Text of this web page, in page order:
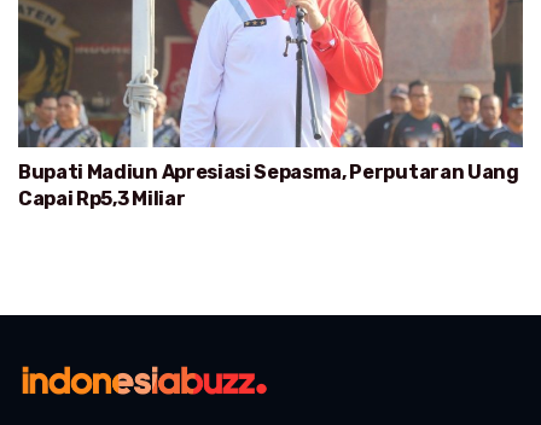
Bupati Madiun Apresiasi Sepasma, Perputaran Uang
Capai Rp5,3 Miliar